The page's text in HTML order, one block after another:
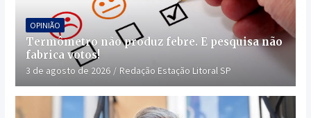
OPINIÃO
Termômetro não produz febre. E pesquisa não
fabrica votos!
3 de agosto de 2026 Redação Estação Litoral SP